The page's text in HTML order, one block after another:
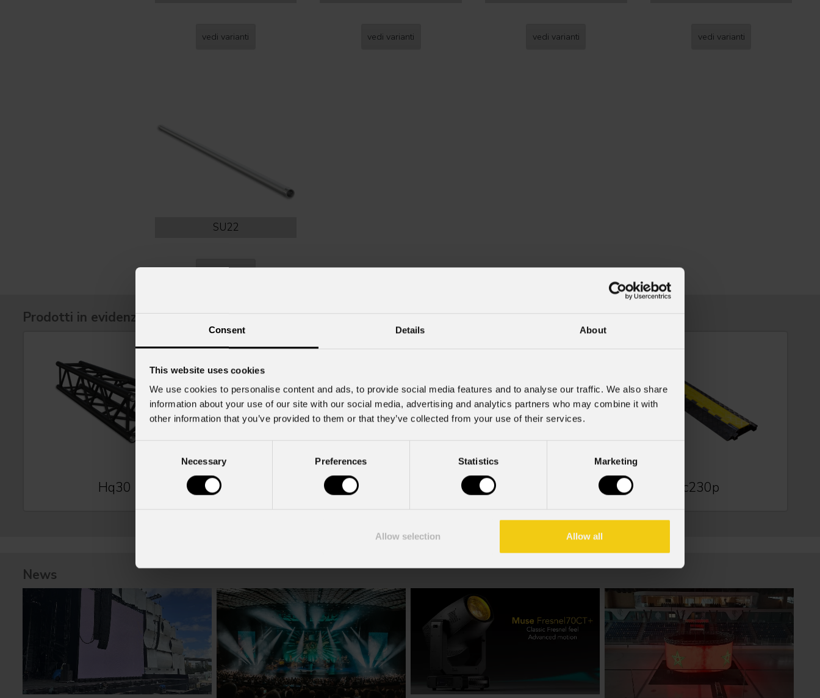
Consent Details About
This website uses cookies
We use cookies to personalise content and ads, to provide social media features and to analyse our traffic. We also share
information about your use of our site with our social media, advertising and analytics partners who may combine it with
other information that you’ve provided to them or that they’ve collected from your use of their services.
Necessary Preferences Statistics Marketing
Allow selection Allow all
vedi varianti vedi varianti vedi varianti vedi varianti
SU22
vedi varianti
Prodotti in evidenza
Hq30 C6016 Rsp Cc230p
News